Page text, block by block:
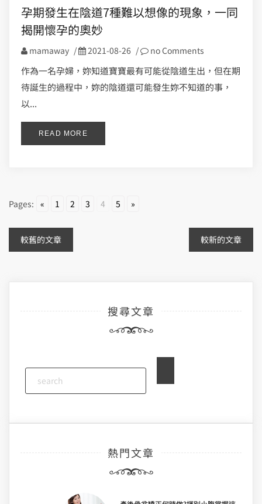
孕期發生在陰道7種難以想像的現象，一同
揭開懷孕的奧妙
mamaway / 2021-08-26 / no Comments
作為一名孕婦，妳知道寶寶最有可能從陰道生出，但在期
待誕生的過程中，妳的陰道還可能發生妳不知道的事，
以...
READ MORE
Pages: « 1 2 3 4 5 »
文
較舊的文章 較新的文章
搜尋文章
熱門文章